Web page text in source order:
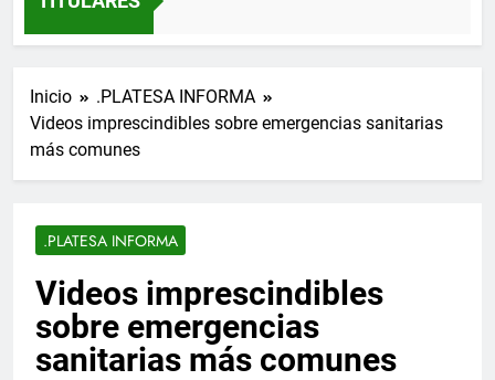
Inicio
.PLATESA INFORMA
Videos imprescindibles sobre emergencias sanitarias
más comunes
.PLATESA INFORMA
Videos imprescindibles
sobre emergencias
sanitarias más comunes